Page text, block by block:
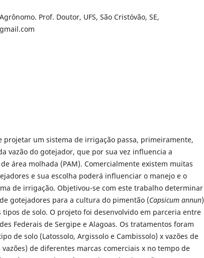
Prof. Doutor, UFS, São Cristóvão, SE,
projetar um sistema de irrigação passa, primeiramente,
vazão do gotejador, que por sua vez influencia a
área molhada (PAM). Comercialmente existem muitas
e sua escolha poderá influenciar o manejo e o
de irrigação. Objetivou-se com este trabalho determinar
gotejadores para a cultura do pimentão (Capsicum annun)
de solo. O projeto foi desenvolvido em parceria entre
Federais de Sergipe e Alagoas. Os tratamentos foram
de solo (Latossolo, Argissolo e Cambissolo) x vazões de
vazões) de diferentes marcas comerciais x no tempo de